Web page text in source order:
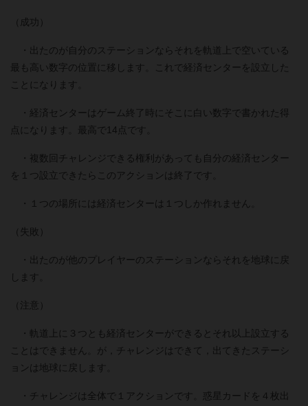
（成功）
・出たのが自分のステーションならそれを軌道上で空いている
最も高い数字の位置に移します。これで経済センターを設立した
ことになります。
・経済センターはゲーム終了時にそこに白い数字で書かれた得
点になります。最高で14点です。
・複数回チャレンジできる権利があっても自分の経済センター
を１つ設立できたらこのアクションは終了です。
・１つの場所には経済センターは１つしか作れません。
（失敗）
・出たのが他のプレイヤーのステーションならそれを地球に戻
します。
（注意）
・軌道上に３つとも経済センターができるとそれ以上設立する
ことはできません。が，チャレンジはできて，出てきたステーシ
ョンは地球に戻します。
・チャレンジは全体で１アクションです。惑星カードを４枚出